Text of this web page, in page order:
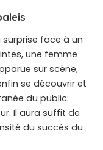
face à un
une femme
sur scène,
se découvrir et
du public:
Il aura suffit de
du succès du